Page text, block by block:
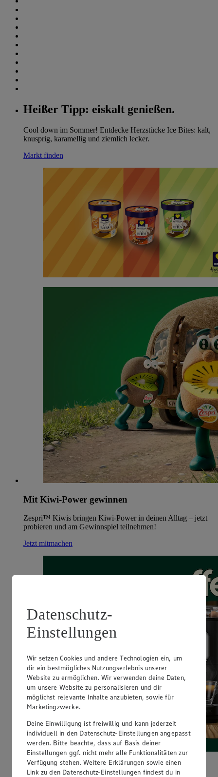
Heißer Tipp: eiskalt genießen.
Cool down im Sommer! Entdecke Herzstücke Ice Bites: kalt,
knusprig, karamellig und ziemlich lecker.
Markt finden
Mit Kiwi-Power gewinnen
Zespri™ Kiwis bringen Kiwi-Power in deinen Alltag – jetzt
probieren und am Gewinnspiel teilnehmen!
Jetzt mitmachen
Der rundeste Deal der Woche:
Datenschutz-
Einstellungen
Wir setzen Cookies und andere Technologien ein, um
dir ein bestmögliches Nutzungserlebnis unserer
Website zu ermöglichen. Wir verwenden deine Daten,
um unsere Website zu personalisieren und dir
möglichst relevante Inhalte anzubieten, sowie für
Marketingzwecke.
Deine Einwilligung ist freiwillig und kann jederzeit
individuell in den Datenschutz-Einstellungen angepasst
werden. Bitte beachte, dass auf Basis deiner
Einstellungen ggf. nicht mehr alle Funktionalitäten zur
Verfügung stehen. Weitere Erklärungen sowie einen
Link zu den Datenschutz-Einstellungen findest du in